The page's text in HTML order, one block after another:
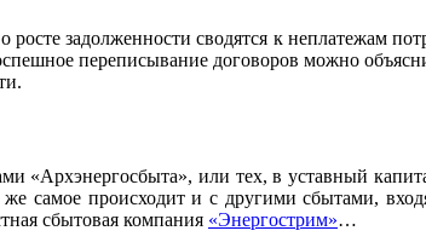
задолженности сводятся к неплатежам
переписывание договоров можно
или тех, в уставный
самое происходит и с другими сбытами,
сбытовая компания «Энергострим»…